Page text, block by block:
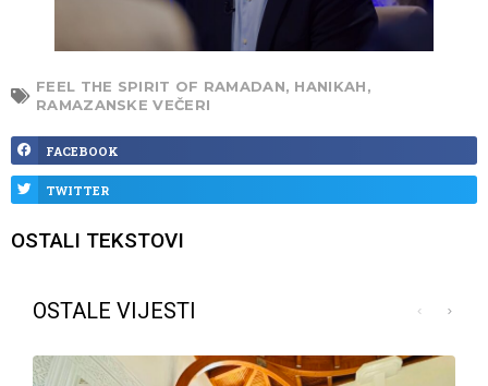
FEEL THE SPIRIT OF RAMADAN, HANIKAH,
RAMAZANSKE VEČERI
FACEBOOK
TWITTER
OSTALI TEKSTOVI
OSTALE VIJESTI